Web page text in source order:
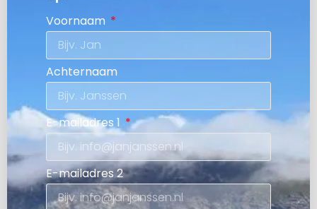
Voornaam
Achternaam
E-mailadres 1
E-mailadres 2